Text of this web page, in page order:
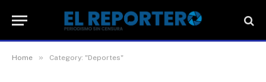
Home » Category: "Deportes"